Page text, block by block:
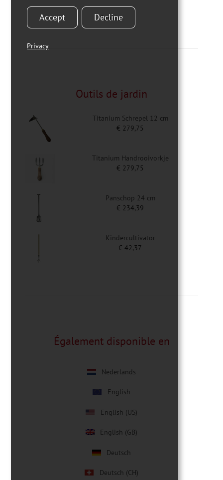
Cookies
Outils de jardin
Titanium Schrepel 12 cm
€ 279,75
Titanium Handrooivorkje
€ 279,75
Panschop 24 cm
€ 234,39
Kindercultivator
€ 42,37
Également disponible en
Nederlands
English
English (US)
English (GB)
Deutsch
Deutsch (CH)
Accept Decline
Privacy